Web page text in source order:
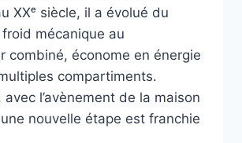
XXᵉ siècle, il a évolué du
mécanique au
combiné, économe en énergie
compartiments.
avec l’avènement de la maison
nouvelle étape est franchie